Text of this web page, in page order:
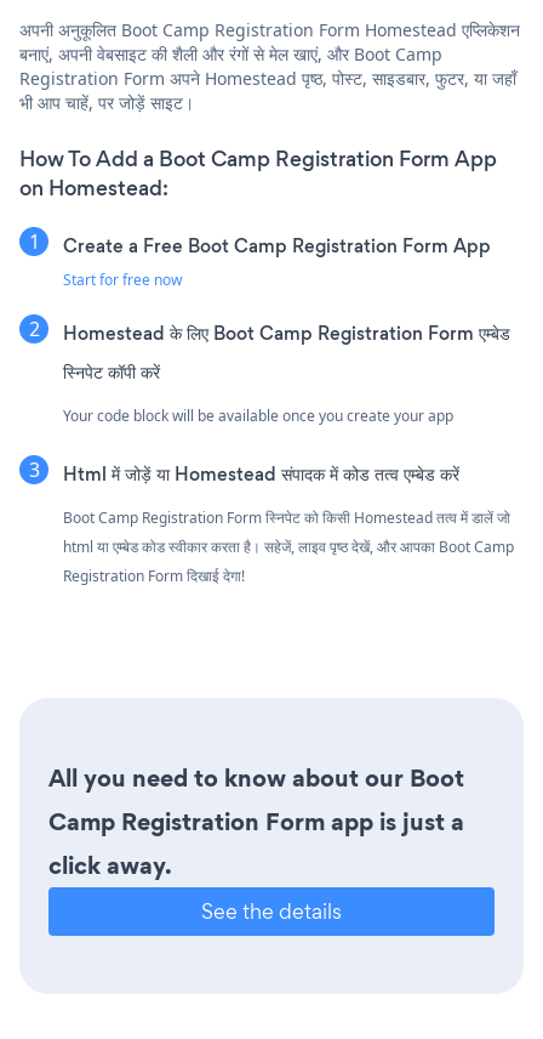
अपनी अनुकूलित Boot Camp Registration Form Homestead एप्लिकेशन
बनाएं, अपनी वेबसाइट की शैली और रंगों से मेल खाएं, और Boot Camp
Registration Form अपने Homestead पृष्ठ, पोस्ट, साइडबार, फुटर, या जहाँ
भी आप चाहें, पर जोड़ें साइट।
How To Add a Boot Camp Registration Form App
on Homestead:
Create a Free Boot Camp Registration Form App
Start for free now
Homestead के लिए Boot Camp Registration Form एम्बेड
स्निपेट कॉपी करें
Your code block will be available once you create your app
Html में जोड़ें या Homestead संपादक में कोड तत्व एम्बेड करें
Boot Camp Registration Form स्निपेट को किसी Homestead तत्व में डालें जो
html या एम्बेड कोड स्वीकार करता है। सहेजें, लाइव पृष्ठ देखें, और आपका Boot Camp
Registration Form दिखाई देगा!
All you need to know about our Boot
Camp Registration Form app is just a
click away.
See the details